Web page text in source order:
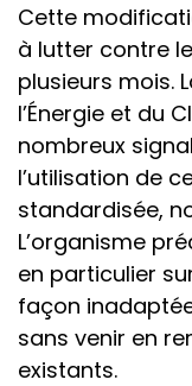
Cette
à lutter contre
plusieurs mois.
l’Énergie et du
nombreux
l’utilisation de
standardisée,
L’organisme
en particulier
façon
sans venir en
existants.